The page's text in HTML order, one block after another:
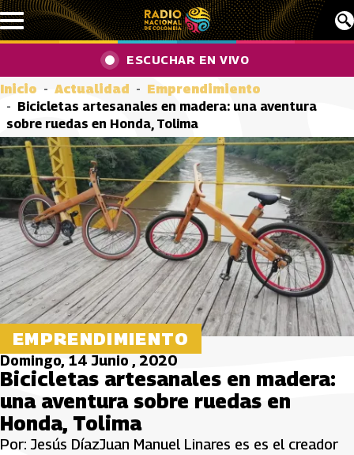
Pasar al contenido principal
ESCUCHAR EN VIVO
Inicio Actualidad
Emprendimiento
Bicicletas artesanales en madera: una aventura
sobre ruedas en Honda, Tolima
EMPRENDIMIENTO
Domingo, 14 Junio , 2020
Bicicletas artesanales en madera:
una aventura sobre ruedas en
Honda, Tolima
Por: Jesús DíazJuan Manuel Linares es es el creador